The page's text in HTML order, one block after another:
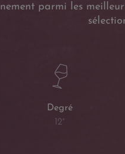
parmi les
Degré
12°